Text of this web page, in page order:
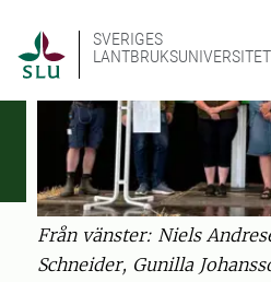
SVERIGES
LANTBRUKSUNIVERSITET
Från vänster: Niels
Schneider, Gunilla